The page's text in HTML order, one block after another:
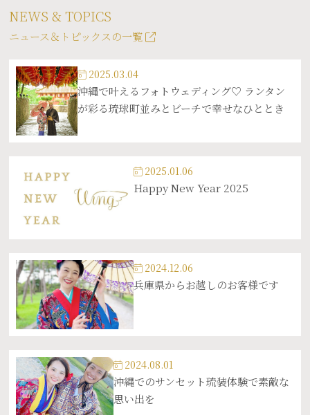
NEWS & TOPICS
ニュース＆トピックスの一覧
2025.03.04
沖縄で叶えるフォトウェディング♡ ランタン
が彩る琉球町並みとビーチで幸せなひととき
2025.01.06
Happy New Year 2025
2024.12.06
兵庫県からお越しのお客様です
2024.08.01
沖縄でのサンセット琉装体験で素敵な
思い出を